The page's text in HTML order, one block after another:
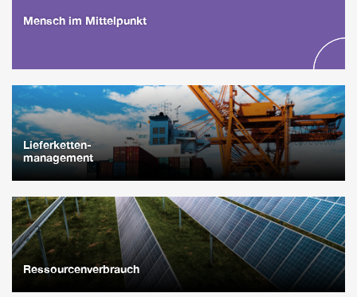
Mensch im Mittelpunkt
Lieferketten-
management
Ressourcenverbrauch